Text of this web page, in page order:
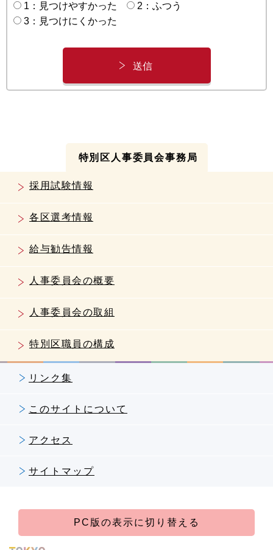
1：見つけやすかった
2：ふつう
3：見つけにくかった
特別区人事委員会事務局
採用試験情報
各区選考情報
給与勧告情報
人事委員会の概要
人事委員会の取組
特別区職員の構成
リンク集
このサイトについて
アクセス
サイトマップ
PC版の表示に切り替える